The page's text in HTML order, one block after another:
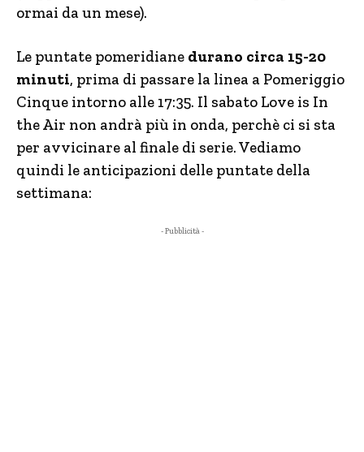
ormai da un mese).
Le puntate pomeridiane durano circa 15-20
minuti, prima di passare la linea a Pomeriggio
Cinque intorno alle 17:35. Il sabato Love is In
the Air non andrà più in onda, perchè ci si sta
per avvicinare al finale di serie. Vediamo
quindi le anticipazioni delle puntate della
settimana:
- Pubblicità -